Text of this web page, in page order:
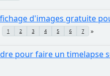
d'images gratuite
1 2 3 4 5 6 7
pour faire un timelapse